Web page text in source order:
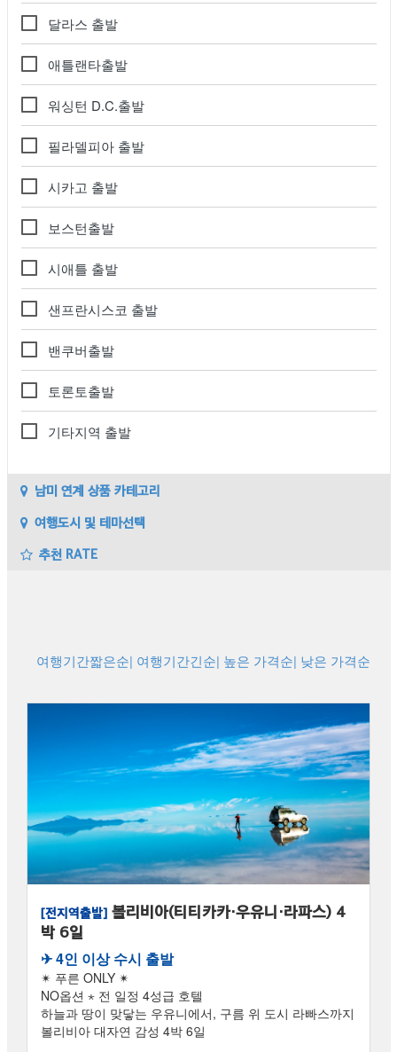
달라스 출발
애틀랜타출발
워싱턴 D.C.출발
필라델피아 출발
시카고 출발
보스턴출발
시애틀 출발
샌프란시스코 출발
밴쿠버출발
토론토출발
기타지역 출발
남미 연계 상품 카테고리
여행도시 및 테마선택
추천 RATE
여행기간짧은순| 여행기간긴순| 높은 가격순| 낮은 가격순
[전지역출발] 볼리비아(티티카카·우유니·라파스) 4
박 6일
✈︎ 4인 이상 수시 출발
✴ 푸른 ONLY ✴
NO옵션 ⋆ 전 일정 4성급 호텔
하늘과 땅이 맞닿는 우유니에서, 구름 위 도시 라빠스까지
볼리비아 대자연 감성 4박 6일